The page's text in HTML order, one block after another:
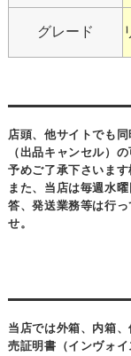
グレード
店頭、他サイトでも
（出品キャンセル）
予めご了承下さいます
また、当店は毎週水
答、発送業務等は行
せ。
当店では外箱、内箱
売証明書（インヴォイ